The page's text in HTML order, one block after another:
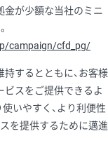
金が少額な当社のミニ
campaign/cfd_pg/
するとともに、お客様
ビスをご提供できるよ
いやすく、より利便性
を提供するために邁進